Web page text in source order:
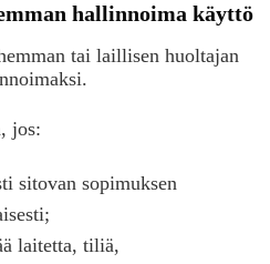
hallinnoima käyttö
tai laillisen huoltajan
jos:
sitovan sopimuksen
laitetta, tiliä,